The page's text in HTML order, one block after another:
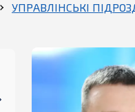
УПРАВЛІНСЬКІ